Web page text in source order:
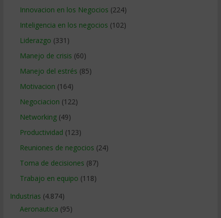
Innovacion en los Negocios (224)
Inteligencia en los negocios (102)
Liderazgo (331)
Manejo de crisis (60)
Manejo del estrés (85)
Motivacion (164)
Negociacion (122)
Networking(49)
Productividad (123)
Reuniones de negocios (24)
Toma de decisiones (87)
Trabajo en equipo (118)
Industrias (4.874)
Aeronautica (95)